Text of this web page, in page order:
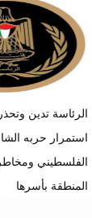
الرئاسة تدين
استمرار حربه
الفلسطيني
المنطقة بأسرها